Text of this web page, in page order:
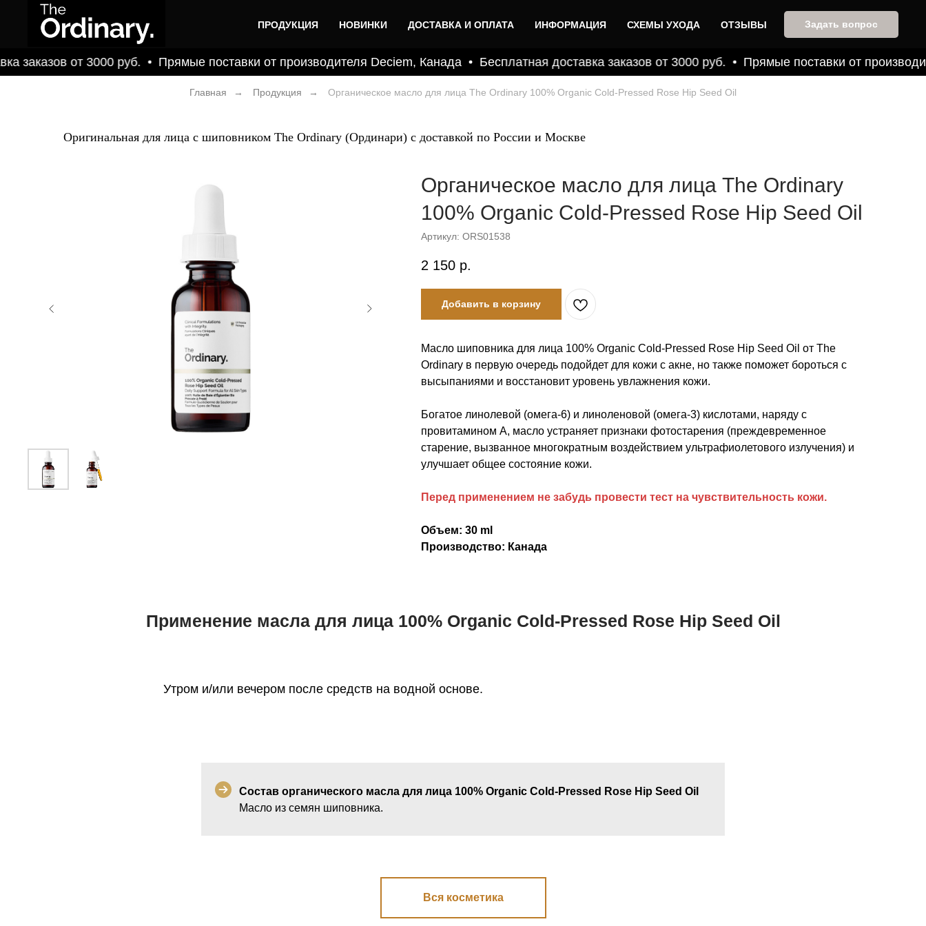
ПРОДУКЦИЯ НОВИНКИ ДОСТАВКА И ОПЛАТА ИНФОРМАЦИЯ СХЕМЫ УХОДА ОТЗЫВЫ Задать вопрос
заказов от 3000 руб. Прямые поставки от производителя Deciem, Канада Бесплатная доставка заказов от 3000 руб. Прямые поставки от
Главная → Продукция → Органическое масло для лица The Ordinary 100% Organic Cold-Pressed Rose Hip Seed Oil
Оригинальная для лица с шиповником The Ordinary (Ординари) с доставкой по России и Москве
Органическое масло для лица The Ordinary
100% Organic Cold-Pressed Rose Hip Seed Oil
Артикул: ORS01538
2 150 р.
Добавить в корзину
Масло шиповника​ для лица 100% Organic Cold-Pressed Rose Hip Seed Oil​ от The
Ordinary​ в первую очередь подойдет для кожи с акне, но также поможет бороться с
высыпаниями и восстановит уровень увлажнения кожи.
Богатое линолевой (омега-6) и линоленовой (омега-3) кислотами, наряду с
провитамином А, масло устраняет признаки фотостарения (преждевременное
старение, вызванное многократным воздействием ультрафиолетового излучения) и
улучшает общее состояние кожи.
Перед применением не забудь провести тест на чувствительность кожи.
Объем: 30 ml
Производство: Канада
Применение масла для лица 100% Organic Cold-Pressed Rose Hip Seed Oil
Утром и/или вечером после средств на водной основе.
Состав органического масла для лица 100% Organic Cold-Pressed Rose Hip Seed Oil
Масло из семян шиповника.
Вся косметика